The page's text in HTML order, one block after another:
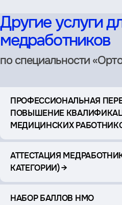
Другие услуги
медработников
по специальности
ПРОФЕССИОНАЛЬНАЯ
ПОВЫШЕНИЕ
МЕДИЦИНСКИХ
АТТЕСТАЦИЯ
КАТЕГОРИИ) →
НАБОР БАЛЛОВ НМО